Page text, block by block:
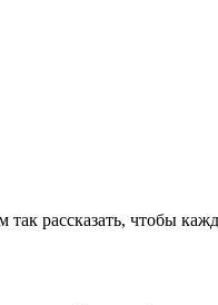
рассказать, чтобы